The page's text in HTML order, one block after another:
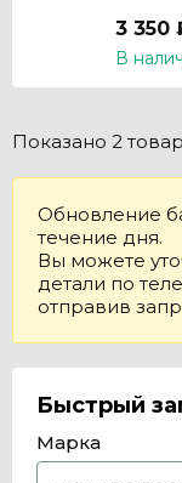
3 350
В
Показано 2
Обновление
течение дня.
Вы можете
детали по
отправив
Быстрый
Марка